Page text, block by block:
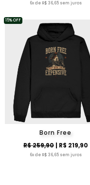
6x de R$ 36,65 sem juros
Born Free
R$ 259,90| R$ 219,90
6x de R$ 36,65 sem juros
15% OFF